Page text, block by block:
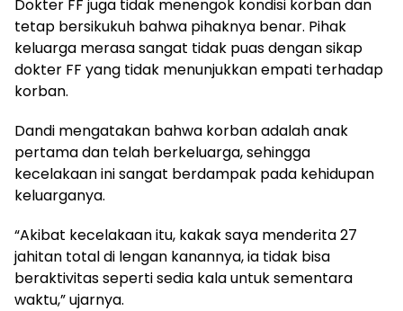
Dokter FF juga tidak menengok kondisi korban dan
tetap bersikukuh bahwa pihaknya benar. Pihak
keluarga merasa sangat tidak puas dengan sikap
dokter FF yang tidak menunjukkan empati terhadap
korban.
Dandi mengatakan bahwa korban adalah anak
pertama dan telah berkeluarga, sehingga
kecelakaan ini sangat berdampak pada kehidupan
keluarganya.
“Akibat kecelakaan itu, kakak saya menderita 27
jahitan total di lengan kanannya, ia tidak bisa
beraktivitas seperti sedia kala untuk sementara
waktu,” ujarnya.